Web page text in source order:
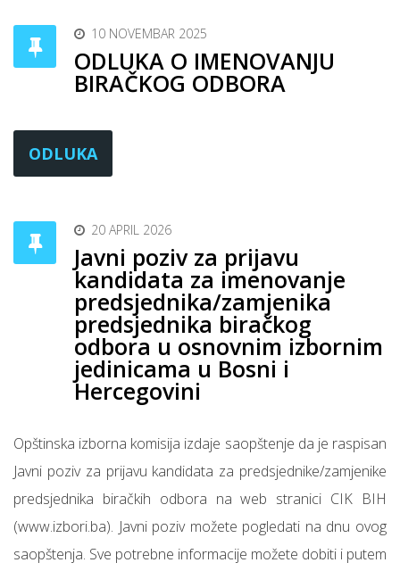
10 NOVEMBAR 2025
ODLUKA O IMENOVANJU
BIRAČKOG ODBORA
ODLUKA
20 APRIL 2026
Javni poziv za prijavu
kandidata za imenovanje
predsjednika/zamjenika
predsjednika biračkog
odbora u osnovnim izbornim
jedinicama u Bosni i
Hercegovini
Opštinska izborna komisija izdaje saopštenje da je raspisan
Javni poziv za prijavu kandidata za predsjednike/zamjenike
predsjednika biračkih odbora na web stranici CIK BIH
(www.izbori.ba). Javni poziv možete pogledati na dnu ovog
saopštenja. Sve potrebne informacije možete dobiti i putem